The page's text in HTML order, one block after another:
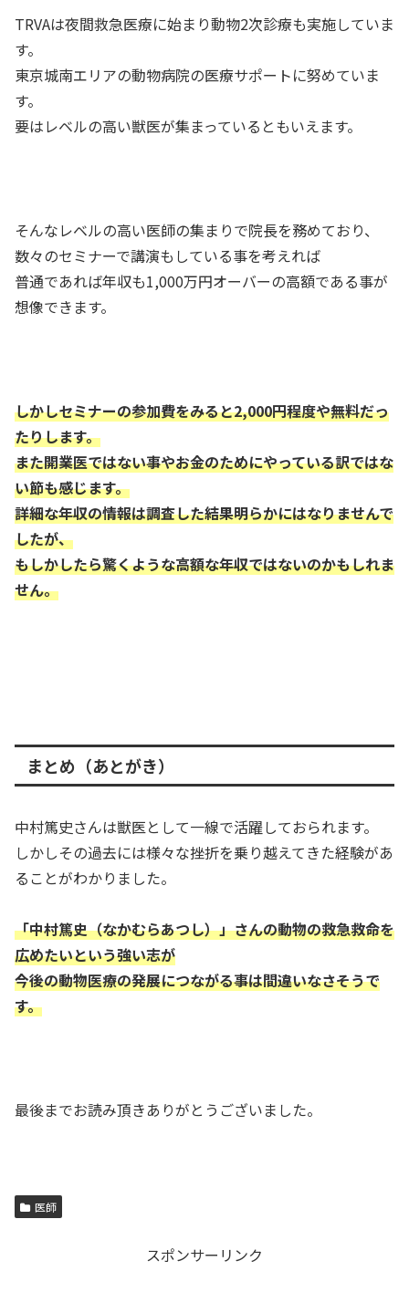
TRVAは夜間救急医療に始まり動物2次診療も実施していま
す。
東京城南エリアの動物病院の医療サポートに努めていま
す。
要はレベルの高い獣医が集まっているともいえます。
そんなレベルの高い医師の集まりで院長を務めており、
数々のセミナーで講演もしている事を考えれば
普通であれば年収も1,000万円オーバーの高額である事が
想像できます。
しかしセミナーの参加費をみると2,000円程度や無料だっ
たりします。
また開業医ではない事やお金のためにやっている訳ではな
い節も感じます。
詳細な年収の情報は調査した結果明らかにはなりませんで
したが、
もしかしたら驚くような高額な年収ではないのかもしれま
せん。
まとめ（あとがき）
中村篤史さんは獣医として一線で活躍しておられます。
しかしその過去には様々な挫折を乗り越えてきた経験があ
ることがわかりました。
「中村篤史（なかむらあつし）」さんの動物の救急救命を
広めたいという強い志が
今後の動物医療の発展につながる事は間違いなさそうで
す。
最後までお読み頂きありがとうございました。
医師
スポンサーリンク